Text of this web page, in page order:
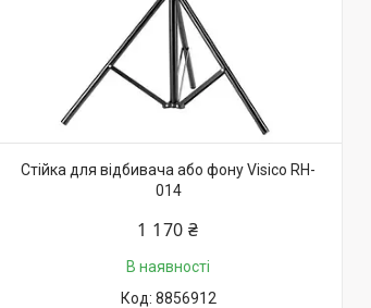
Стійка для відбивача або фону Visico RH-
014
1 170 ₴
В наявності
8856912